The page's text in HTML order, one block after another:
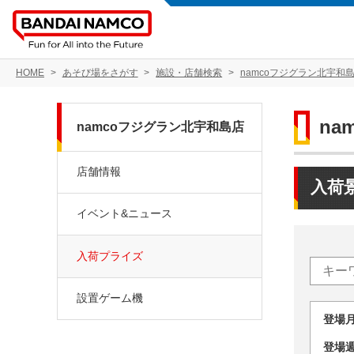
HOME あそび場をさがす 施設・店舗検索 namcoフジグラン北宇和
入荷
登
登
namcoフジグラン北宇和島店
店舗情報
イベント&ニュース
入荷プライズ
設置ゲーム機